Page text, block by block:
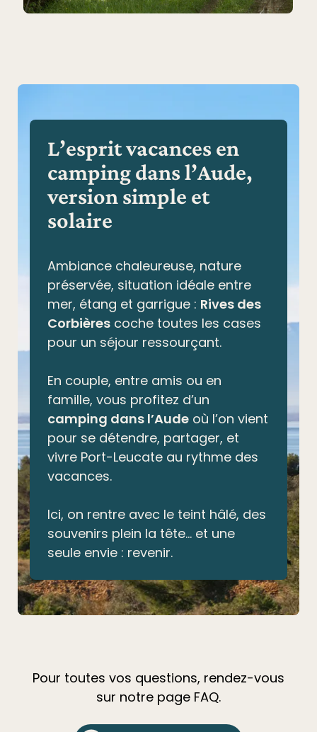
L’esprit vacances en
camping dans l’Aude,
version simple et
solaire
Ambiance chaleureuse, nature
préservée, situation idéale entre
mer, étang et garrigue : Rives des
Corbièrescoche toutes les cases
pour un séjour ressourçant.
En couple, entre amis ou en
famille, vous profitez d’un
camping dans l’Audeoù l’on vient
pour se détendre, partager, et
vivre Port-Leucate au rythme des
vacances.
Ici, on rentre avec le teint hâlé, des
souvenirs plein la tête… et une
seule envie : revenir.
Pour toutes vos questions, rendez-vous
sur notre page FAQ.